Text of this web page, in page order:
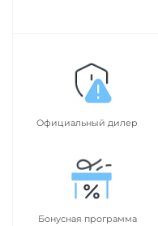
Официальный дилер
Бонусная программа